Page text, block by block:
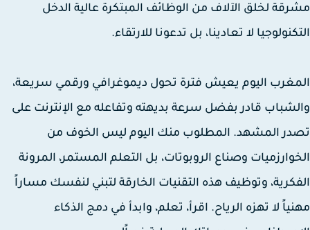
لخلق الآلاف من الوظائف المبتكرة عالية الدخل
لا تعادينا، بل تدعونا للارتقاء.
اليوم يعيش فترة تحول ديموغرافي ورقمي سريعة،
قادر بفضل سرعة بديهته وتفاعله مع الإنترنت على
المشهد. المطلوب منك اليوم ليس الخوف من
وصناع الروبوتات، بل التعلم المستمر، المرونة
وتوظيف هذه التقنيات الخارقة لتبني لنفسك مساراً
لا تهزه الرياح. اقرأ، تعلم، وابدأ في دمج الذكاء